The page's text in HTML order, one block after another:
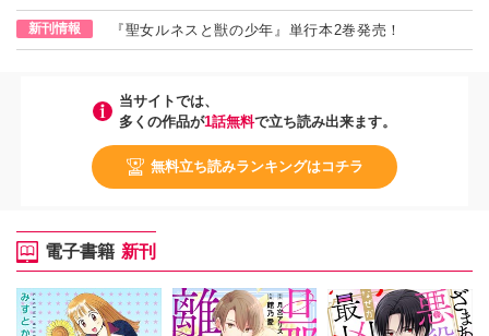
発売！
新刊情報 『聖女ルネスと獣の少年』単行本2巻発売！
当サイトでは、
多くの作品が1話無料で⽴ち読み出来ます。
無料立ち読みランキングはコチラ
電子書籍 新刊